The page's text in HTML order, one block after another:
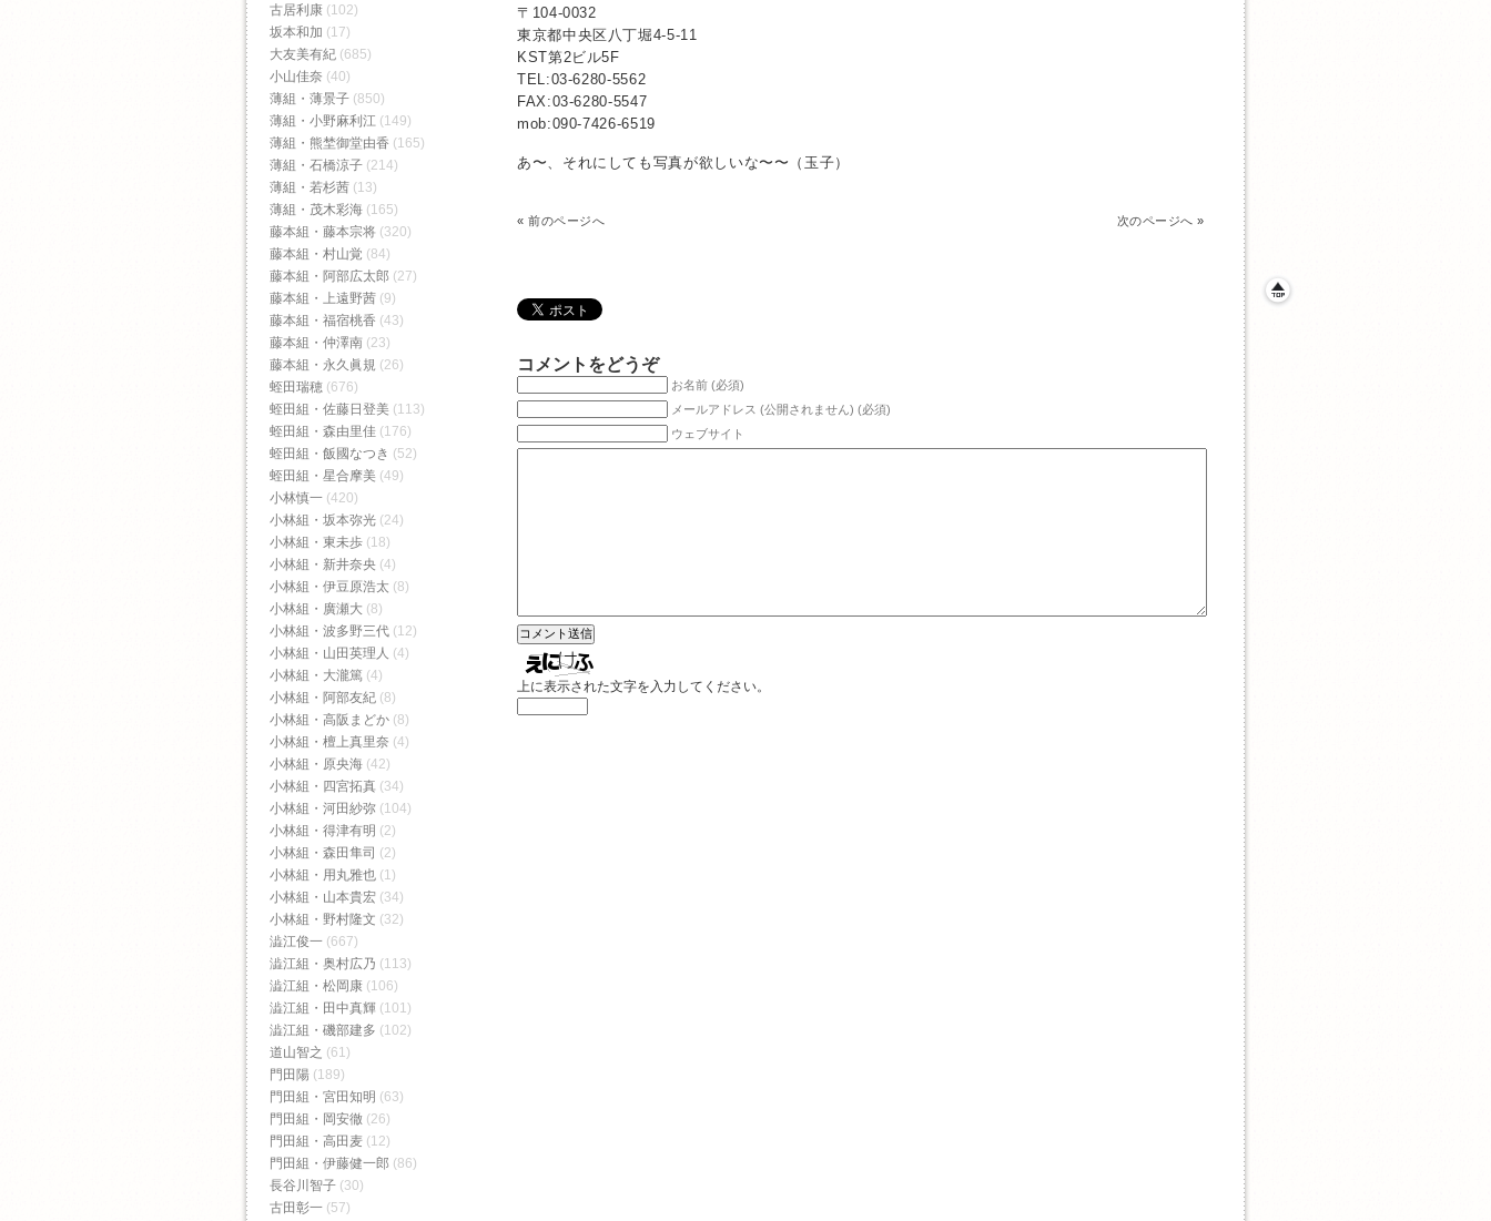
〒104-0032
東京都中央区八丁堀4-5-11
KST第2ビル5F
TEL:03-6280-5562
FAX:03-6280-5547
mob:090-7426-6519
あ〜、それにしても写真が欲しいな〜〜（玉子）
«前のページへ 次のページへ »
コメントをどうぞ
お名前 (必須)
メールアドレス (公開されません) (必須)
ウェブサイト
上に表示された文字を入力してください。
古居利康 (102)
坂本和加 (17)
大友美有紀 (685)
小山佳奈 (40)
薄組・薄景子 (850)
薄組・小野麻利江 (149)
薄組・熊埜御堂由香 (165)
薄組・石橋涼子 (214)
薄組・若杉茜 (13)
薄組・茂木彩海 (165)
藤本組・藤本宗将 (320)
藤本組・村山覚 (84)
藤本組・阿部広太郎 (27)
藤本組・上遠野茜 (9)
藤本組・福宿桃香‬ (43)
藤本組・仲澤南 (23)
藤本組・永久眞規 (26)
蛭田瑞穂 (676)
蛭田組・佐藤日登美 (113)
蛭田組・森由里佳 (176)
蛭田組・飯國なつき (52)
蛭田組・星合摩美 (49)
小林慎一 (420)
小林組・坂本弥光 (24)
小林組・東未歩 (18)
小林組・新井奈央 (4)
小林組・伊豆原浩太 (8)
小林組・廣瀬大 (8)
小林組・波多野三代 (12)
小林組・山田英理人 (4)
小林組・大瀧篤 (4)
小林組・阿部友紀 (8)
小林組・高阪まどか (8)
小林組・檀上真里奈 (4)
小林組・原央海 (42)
小林組・四宮拓真 (34)
小林組・河田紗弥 (104)
小林組・得津有明 (2)
小林組・森田隼司 (2)
小林組・用丸雅也 (1)
小林組・山本貴宏 (34)
小林組・野村隆文 (32)
澁江俊一 (667)
澁江組・奥村広乃 (113)
澁江組・松岡康 (106)
澁江組・田中真輝 (101)
澁江組・磯部建多 (102)
道山智之 (61)
門田陽 (189)
門田組・宮田知明 (63)
門田組・岡安徹 (26)
門田組・高田麦 (12)
門田組・伊藤健一郎 (86)
長谷川智子 (30)
古田彰一 (57)